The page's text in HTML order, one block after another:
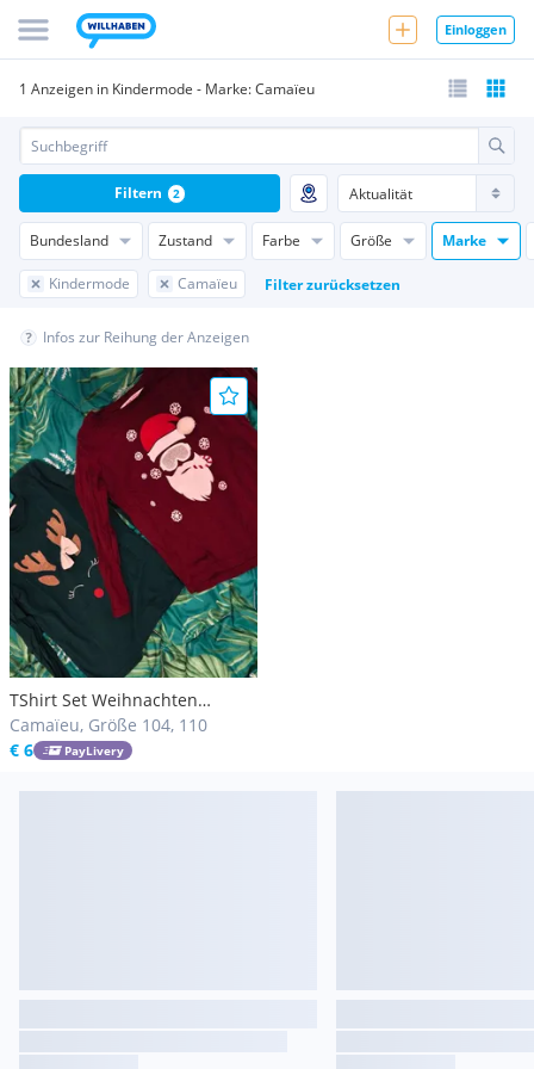
Einloggen
1 Anzeigen in Kindermode - Marke: Camaïeu
Bundesland Zustand Farbe Größe Marke
Kindermode Camaïeu Filter zurücksetzen
Filtern 2
Infos zur Reihung der Anzeigen
TShirt Set Weihnachten
Camaieu Gr 104/110
Camaïeu, Größe 104, 110
€ 6
PayLivery